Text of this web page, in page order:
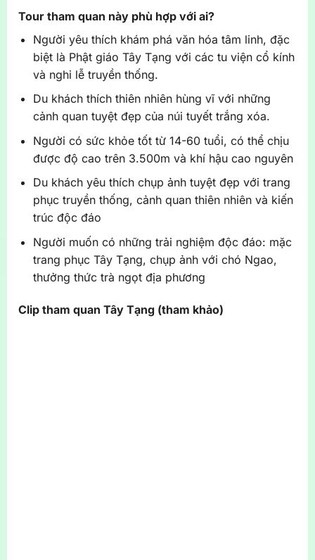
Tour tham quan này phù hợp với ai?
Người yêu thích khám phá văn hóa tâm linh, đặc
biệt là Phật giáo Tây Tạng với các tu viện cổ kính
và nghi lễ truyền thống.
Du khách thích thiên nhiên hùng vĩ với những
cảnh quan tuyệt đẹp của núi tuyết trắng xóa.
Người có sức khỏe tốt từ 14-60 tuổi, có thể chịu
được độ cao trên 3.500m và khí hậu cao nguyên
Du khách yêu thích chụp ảnh tuyệt đẹp với trang
phục truyền thống, cảnh quan thiên nhiên và kiến
trúc độc đáo
Người muốn có những trải nghiệm độc đáo: mặc
trang phục Tây Tạng, chụp ảnh với chó Ngao,
thưởng thức trà ngọt địa phương
Clip tham quan Tây Tạng (tham khảo)